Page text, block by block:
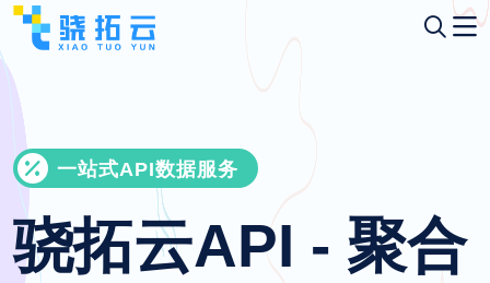
一站式API数据服务
骁拓云API - 聚合